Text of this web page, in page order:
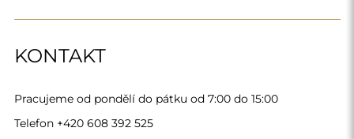
KONTAKT
Pracujeme od pondělí do pátku od 7:00 do 15:00
Telefon +420 608 392 525